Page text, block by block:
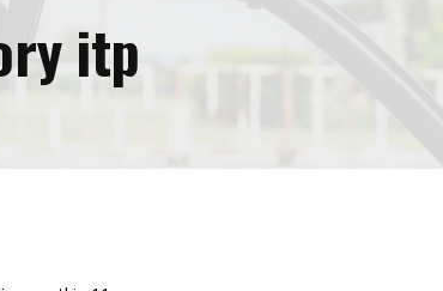
itp